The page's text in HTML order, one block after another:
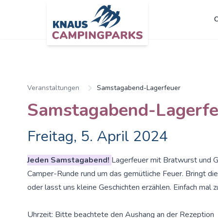
Zum Hauptinhalt springen
Veranstaltungen Samstagabend-Lagerfeuer
Samstagabend-
Freitag, 5. April 2024
Jeden Samstagabend! Lagerfeuer mit Bratwurst und
Camper-Runde rund um das gemütliche Feuer. Bringt
oder lasst uns kleine Geschichten erzählen. Einfach mal
Uhrzeit: Bitte beachtete den Aushang an der Rezeption